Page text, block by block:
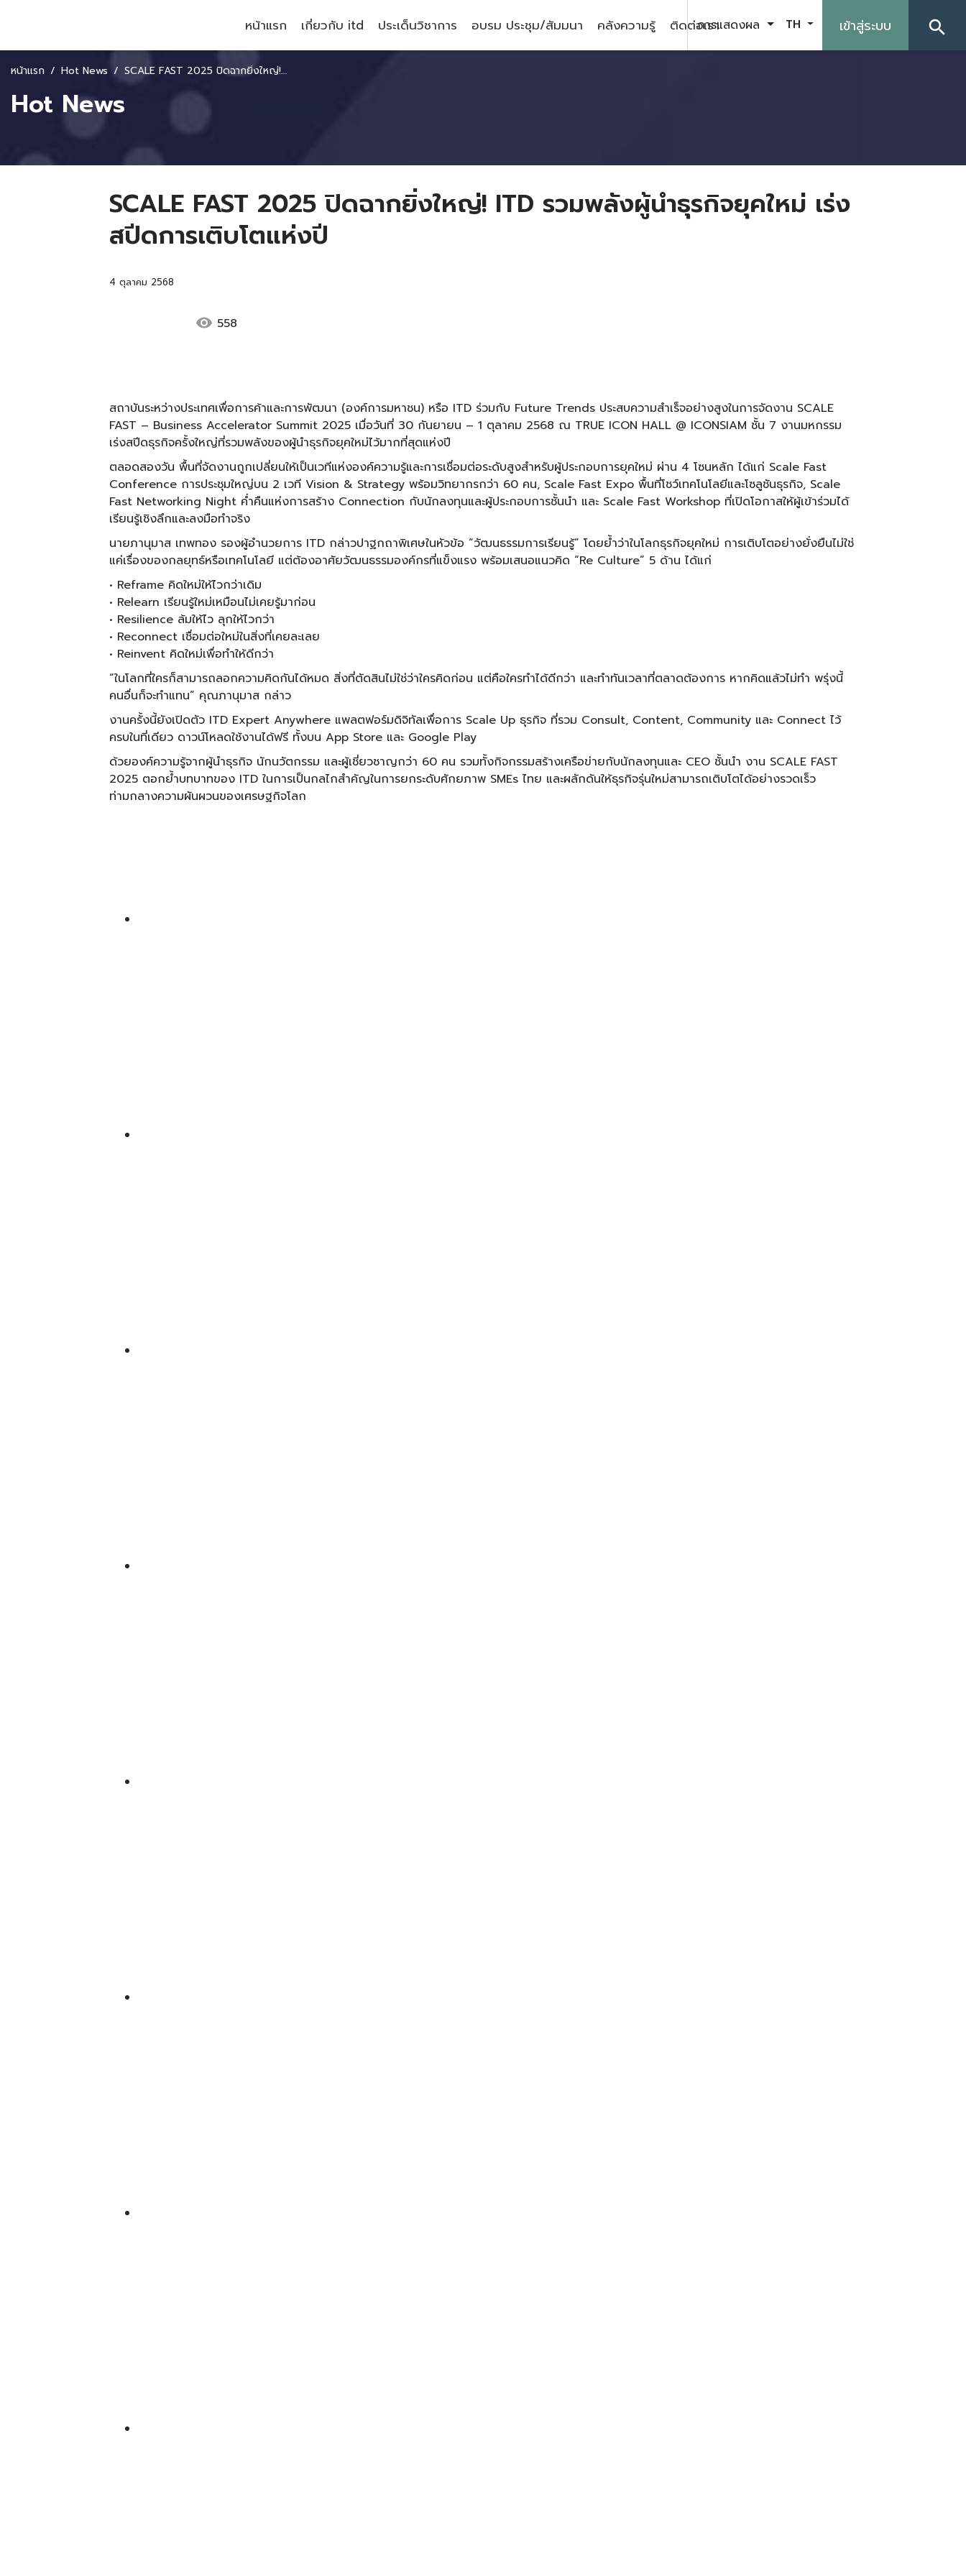
หน้าแรก เกี่ยวกับ itd ประเด็นวิชาการ อบรม ประชุม/สัมมนา คลังความรู้ ติดต่อเราการแสดงผล TH เข้าสู่ระบบ search
หน้าแรก Hot News SCALE FAST 2025 ปิดฉากยิ่งใหญ่! ITD รวมพลังผู้นำธุรกิจยุคใหม่ เร่งสปีดการเติบโตแห่งปี
Hot News
SCALE FAST 2025 ปิดฉากยิ่งใหญ่! ITD รวมพลังผู้นำธุรกิจยุคใหม่ เร่ง
สปีดการเติบโตแห่งปี
4 ตุลาคม 2568
visibility 558
สถาบันระหว่างประเทศเพื่อการค้าและการพัฒนา (องค์การมหาชน) หรือ ITD ร่วมกับ Future Trends ประสบความสำเร็จอย่างสูงในการจัดงาน SCALE
FAST – Business Accelerator Summit 2025 เมื่อวันที่ 30 กันยายน – 1 ตุลาคม 2568 ณ TRUE ICON HALL @ ICONSIAM ชั้น 7 งานมหกรรม
เร่งสปีดธุรกิจครั้งใหญ่ที่รวมพลังของผู้นำธุรกิจยุคใหม่ไว้มากที่สุดแห่งปี
ตลอดสองวัน พื้นที่จัดงานถูกเปลี่ยนให้เป็นเวทีแห่งองค์ความรู้และการเชื่อมต่อระดับสูงสำหรับผู้ประกอบการยุคใหม่ ผ่าน 4 โซนหลัก ได้แก่ Scale Fast
Conference การประชุมใหญ่บน 2 เวที Vision & Strategy พร้อมวิทยากรกว่า 60 คน, Scale Fast Expo พื้นที่โชว์เทคโนโลยีและโซลูชันธุรกิจ, Scale
Fast Networking Night ค่ำคืนแห่งการสร้าง Connection กับนักลงทุนและผู้ประกอบการชั้นนำ และ Scale Fast Workshop ที่เปิดโอกาสให้ผู้เข้าร่วมได้
เรียนรู้เชิงลึกและลงมือทำจริง
นายภานุมาส เทพทอง รองผู้อำนวยการ ITD กล่าวปาฐกถาพิเศษในหัวข้อ “วัฒนธรรมการเรียนรู้” โดยย้ำว่าในโลกธุรกิจยุคใหม่ การเติบโตอย่างยั่งยืนไม่ใช่
แค่เรื่องของกลยุทธ์หรือเทคโนโลยี แต่ต้องอาศัยวัฒนธรรมองค์กรที่แข็งแรง พร้อมเสนอแนวคิด “Re Culture” 5 ด้าน ได้แก่
• Reframe คิดใหม่ให้ไวกว่าเดิม
• Relearn เรียนรู้ใหม่เหมือนไม่เคยรู้มาก่อน
• Resilience ล้มให้ไว ลุกให้ไวกว่า
• Reconnect เชื่อมต่อใหม่ในสิ่งที่เคยละเลย
• Reinvent คิดใหม่เพื่อทำให้ดีกว่า
“ในโลกที่ใครก็สามารถลอกความคิดกันได้หมด สิ่งที่ตัดสินไม่ใช่ว่าใครคิดก่อน แต่คือใครทำได้ดีกว่า และทำทันเวลาที่ตลาดต้องการ หากคิดแล้วไม่ทำ พรุ่งนี้
คนอื่นก็จะทำแทน” คุณภานุมาส กล่าว
งานครั้งนี้ยังเปิดตัว ITD Expert Anywhere แพลตฟอร์มดิจิทัลเพื่อการ Scale Up ธุรกิจ ที่รวม Consult, Content, Community และ Connect ไว้
ครบในที่เดียว ดาวน์โหลดใช้งานได้ฟรี ทั้งบน App Store และ Google Play
ด้วยองค์ความรู้จากผู้นำธุรกิจ นักนวัตกรรม และผู้เชี่ยวชาญกว่า 60 คน รวมทั้งกิจกรรมสร้างเครือข่ายกับนักลงทุนและ CEO ชั้นนำ งาน SCALE FAST
2025 ตอกย้ำบทบาทของ ITD ในการเป็นกลไกสำคัญในการยกระดับศักยภาพ SMEs ไทย และผลักดันให้ธุรกิจรุ่นใหม่สามารถเติบโตได้อย่างรวดเร็ว
ท่ามกลางความผันผวนของเศรษฐกิจโลก